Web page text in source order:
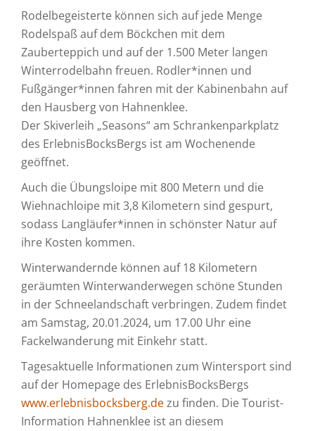
Rodelbegeisterte können sich auf jede Menge
Rodelspaß auf dem Böckchen mit dem
Zauberteppich und auf der 1.500 Meter langen
Winterrodelbahn freuen. Rodler*innen und
Fußgänger*innen fahren mit der Kabinenbahn auf
den Hausberg von Hahnenklee.
Der Skiverleih „Seasons“ am Schrankenparkplatz
des ErlebnisBocksBergs ist am Wochenende
geöffnet.
Auch die Übungsloipe mit 800 Metern und die
Wiehnachloipe mit 3,8 Kilometern sind gespurt,
sodass Langläufer*innen in schönster Natur auf
ihre Kosten kommen.
Winterwandernde können auf 18 Kilometern
geräumten Winterwanderwegen schöne Stunden
in der Schneelandschaft verbringen. Zudem findet
am Samstag, 20.01.2024, um 17.00 Uhr eine
Fackelwanderung mit Einkehr statt.
Tagesaktuelle Informationen zum Wintersport sind
auf der Homepage des ErlebnisBocksBergs
www.erlebnisbocksberg.dezu finden. Die Tourist-
Information Hahnenklee ist an diesem